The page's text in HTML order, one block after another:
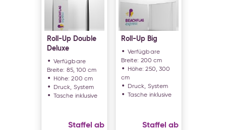
Roll-Up Double
Deluxe
Verfügbare
Breite: 85, 100 cm
Höhe: 200 cm
Druck, System
Tasche inklusive
Staffel ab
Roll-Up Big
Verfügbare
Breite: 200 cm
Höhe: 250, 300
cm
Druck, System
Tasche inklusive
Staffel ab